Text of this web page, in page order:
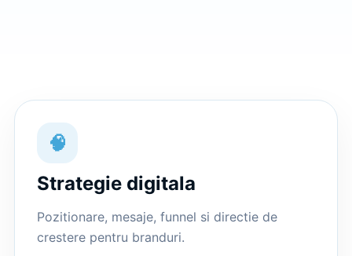
🧠
Strategie digitala
Pozitionare, mesaje, funnel si directie de
crestere pentru branduri.